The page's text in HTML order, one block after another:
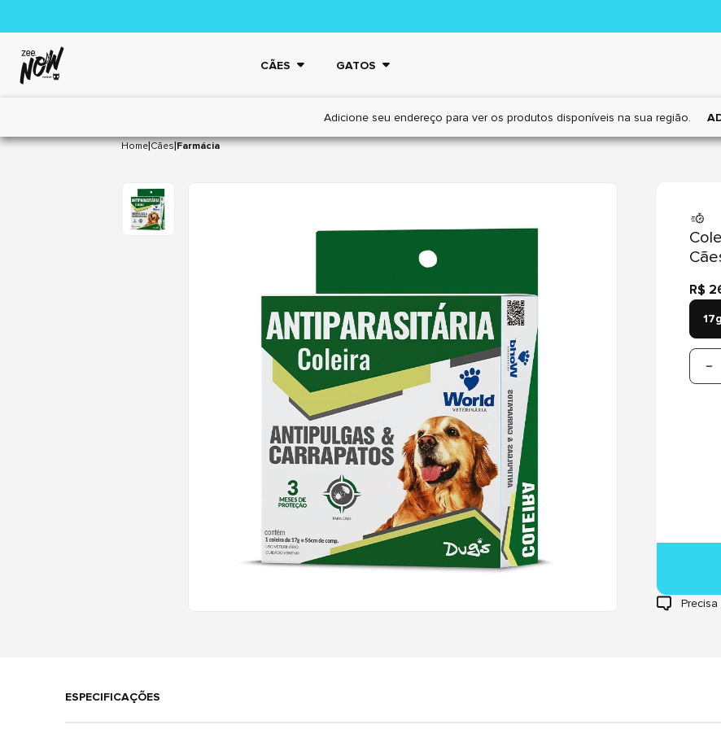
CÃES GATOS
Adicione seu endereço para ver os produtos disponíveis na sua região.
Home|Cães|Farmácia
R$
17g
Precisa
ESPECIFICAÇÕES